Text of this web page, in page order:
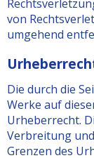
von
umgehend
Die durch die
Werke auf
Urheberrecht.
Verbreitung
Grenzen des